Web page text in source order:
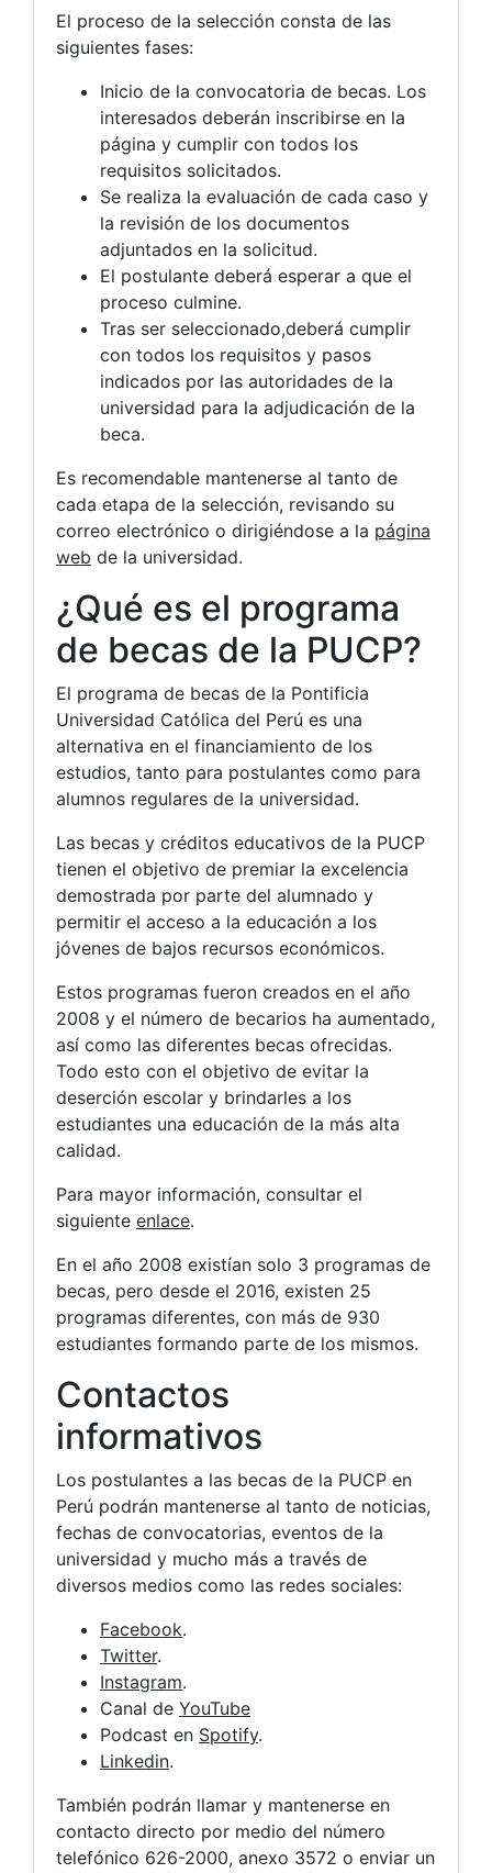
El proceso de la selección consta de las
siguientes fases:
Inicio de la convocatoria de becas. Los
interesados deberán inscribirse en la
página y cumplir con todos los
requisitos solicitados.
Se realiza la evaluación de cada caso y
la revisión de los documentos
adjuntados en la solicitud.
El postulante deberá esperar a que el
proceso culmine.
Tras ser seleccionado,deberá cumplir
con todos los requisitos y pasos
indicados por las autoridades de la
universidad para la adjudicación de la
beca.
Es recomendable mantenerse al tanto de
cada etapa de la selección, revisando su
correo electrónico o dirigiéndose a la página
web de la universidad.
¿Qué es el programa
de becas de la PUCP?
El programa de becas de la Pontificia
Universidad Católica del Perú es una
alternativa en el financiamiento de los
estudios, tanto para postulantes como para
alumnos regulares de la universidad.
Las becas y créditos educativos de la PUCP
tienen el objetivo de premiar la excelencia
demostrada por parte del alumnado y
permitir el acceso a la educación a los
jóvenes de bajos recursos económicos.
Estos programas fueron creados en el año
2008 y el número de becarios ha aumentado,
así como las diferentes becas ofrecidas.
Todo esto con el objetivo de evitar la
deserción escolar y brindarles a los
estudiantes una educación de la más alta
calidad.
Para mayor información, consultar el
siguiente enlace.
En el año 2008 existían solo 3 programas de
becas, pero desde el 2016, existen 25
programas diferentes, con más de 930
estudiantes formando parte de los mismos.
Contactos
informativos
Los postulantes a las becas de la PUCP en
Perú podrán mantenerse al tanto de noticias,
fechas de convocatorias, eventos de la
universidad y mucho más a través de
diversos medios como las redes sociales:
Facebook.
Twitter.
Instagram.
Canal de YouTube
Podcast en Spotify.
Linkedin.
También podrán llamar y mantenerse en
contacto directo por medio del número
telefónico 626-2000, anexo 3572 o enviar un